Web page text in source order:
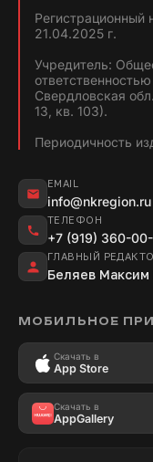
21.04.2025 г.
Учредитель:
Свердловская
13, кв. 103).
Периодичность
EMAIL
info@nkregion.ru
ТЕЛЕФОН
+7 (919) 360-
ГЛАВНЫЙ
Беляев
МОБИЛЬНОЕ
Скачать в
App Store
Скачать в
AppGallery